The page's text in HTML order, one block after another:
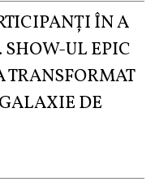
ÎN A
UL EPIC
TRANSFORMAT
DE